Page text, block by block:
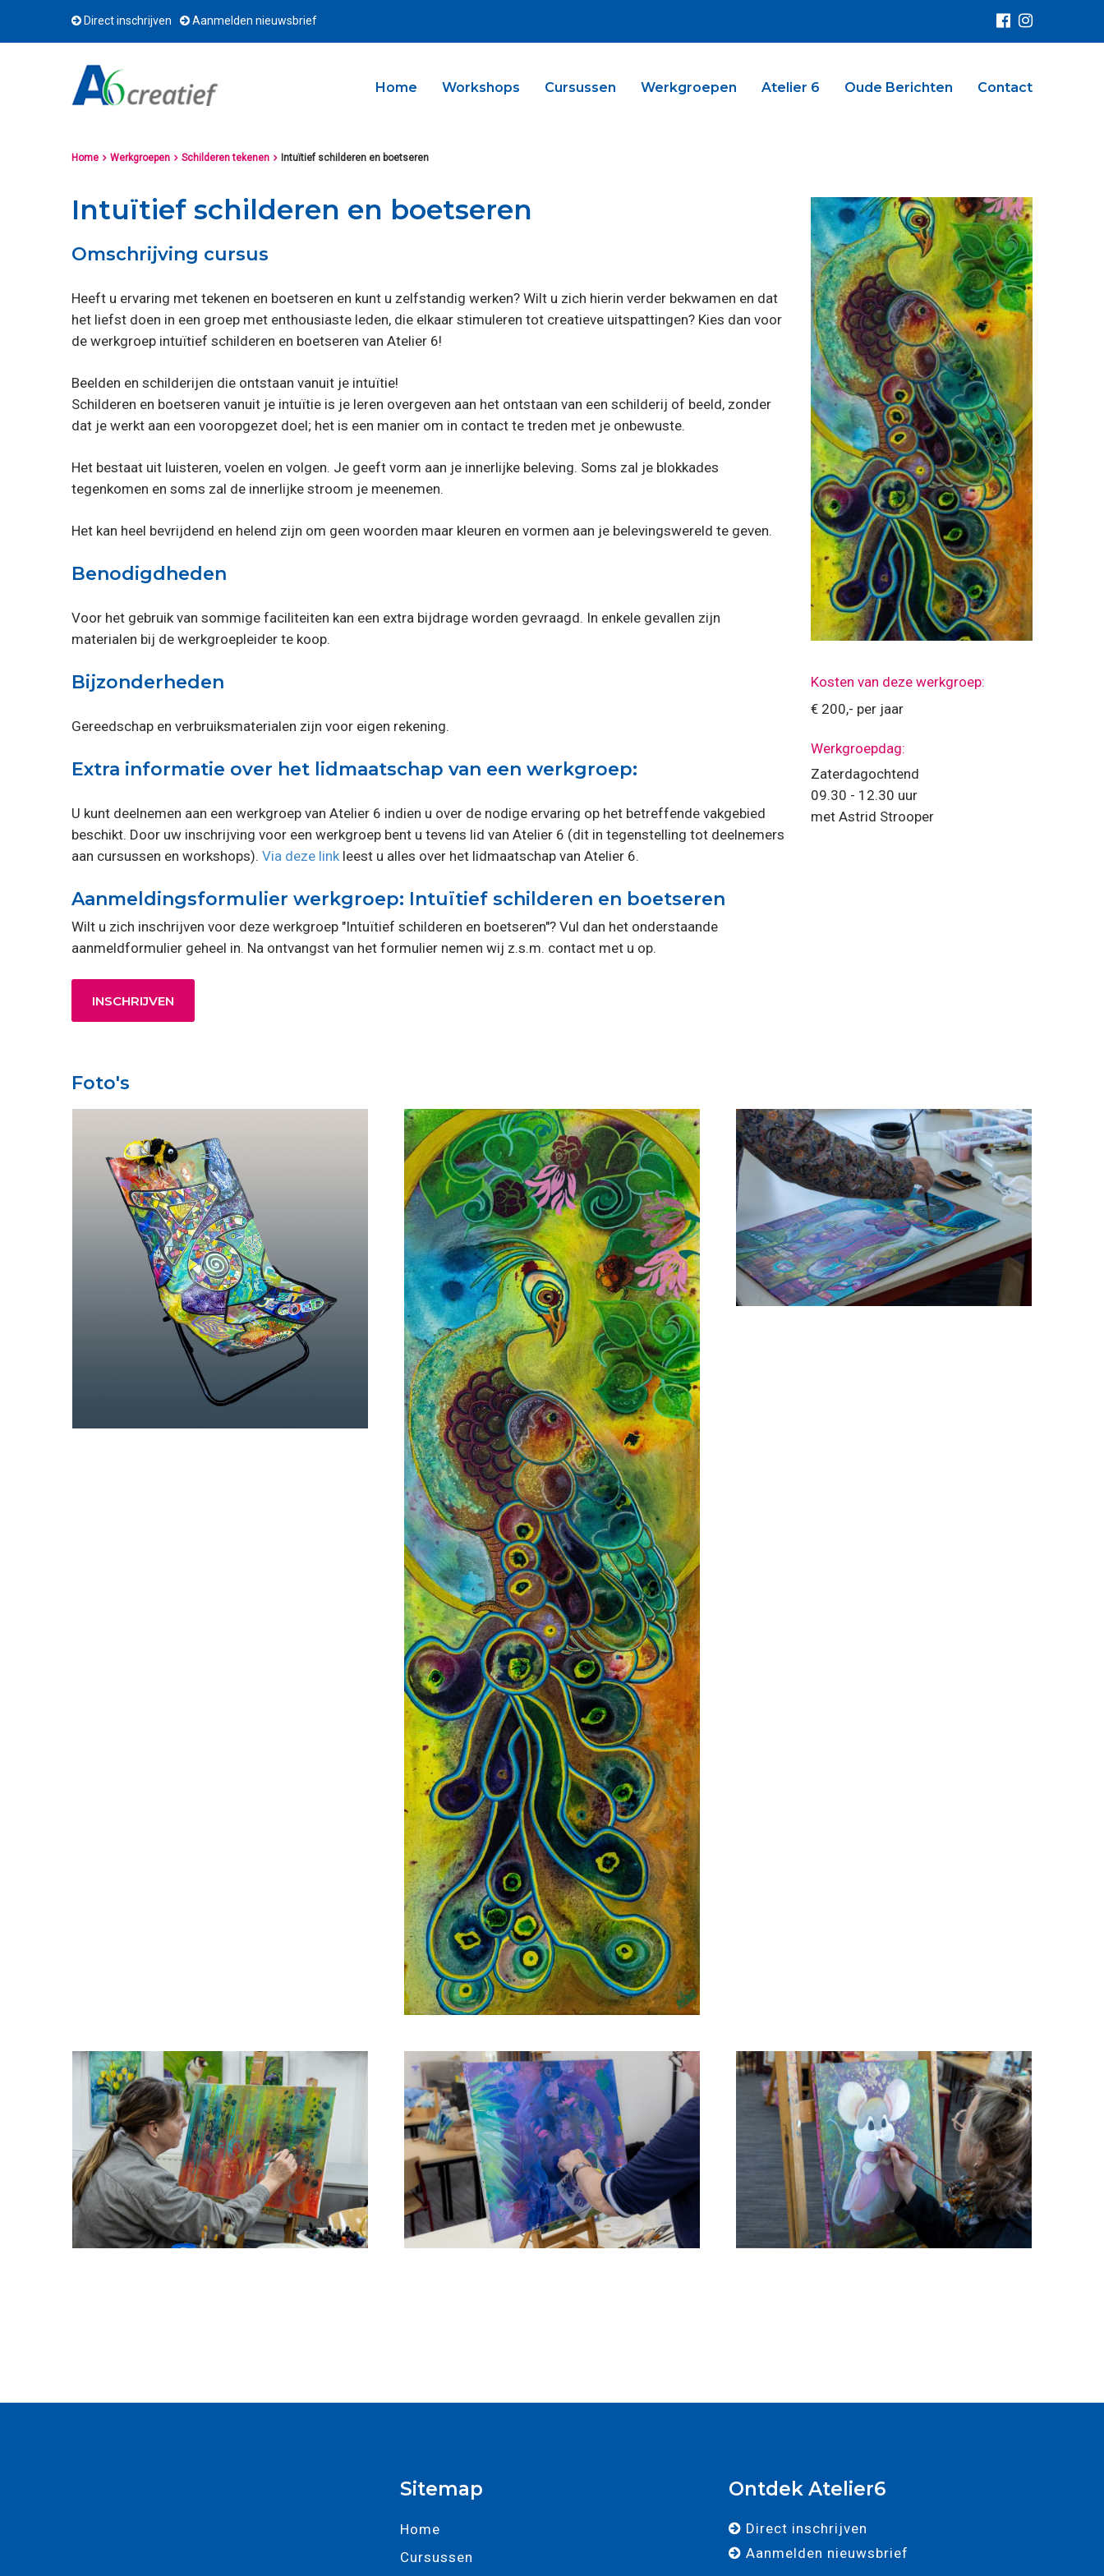
Direct inschrijven Aanmelden nieuwsbrief
Home Workshops Cursussen Werkgroepen Atelier 6 Oude Berichten Contact
Home  Werkgroepen  Schilderen tekenen  Intuïtief schilderen en boetseren
Intuïtief schilderen en boetseren
Omschrijving cursus
Heeft u ervaring met tekenen en boetseren en kunt u zelfstandig werken? Wilt u zich hierin verder bekwamen en dat
het liefst doen in een groep met enthousiaste leden, die elkaar stimuleren tot creatieve uitspattingen? Kies dan voor
de werkgroep intuïtief schilderen en boetseren van Atelier 6!
Beelden en schilderijen die ontstaan vanuit je intuïtie!
Schilderen en boetseren vanuit je intuïtie is je leren overgeven aan het ontstaan van een schilderij of beeld, zonder
dat je werkt aan een vooropgezet doel; het is een manier om in contact te treden met je onbewuste.
Het bestaat uit luisteren, voelen en volgen. Je geeft vorm aan je innerlijke beleving. Soms zal je blokkades
tegenkomen en soms zal de innerlijke stroom je meenemen.
Het kan heel bevrijdend en helend zijn om geen woorden maar kleuren en vormen aan je belevingswereld te geven.
Benodigdheden
Voor het gebruik van sommige faciliteiten kan een extra bijdrage worden gevraagd. In enkele gevallen zijn
materialen bij de werkgroepleider te koop.
Bijzonderheden
Gereedschap en verbruiksmaterialen zijn voor eigen rekening.
Extra informatie over het lidmaatschap van een werkgroep:
U kunt deelnemen aan een werkgroep van Atelier 6 indien u over de nodige ervaring op het betreffende vakgebied
beschikt. Door uw inschrijving voor een werkgroep bent u tevens lid van Atelier 6 (dit in tegenstelling tot deelnemers
aan cursussen en workshops). Via deze link leest u alles over het lidmaatschap van Atelier 6.
Aanmeldingsformulier werkgroep: Intuïtief schilderen en boetseren
Wilt u zich inschrijven voor deze werkgroep "Intuïtief schilderen en boetseren"? Vul dan het onderstaande
aanmeldformulier geheel in. Na ontvangst van het formulier nemen wij z.s.m. contact met u op.
INSCHRIJVEN
Kosten van deze werkgroep:
€ 200,- per jaar
Werkgroepdag:
Zaterdagochtend
09.30 - 12.30 uur
met Astrid Strooper
Foto's
Sitemap
Home
Cursussen
Ontdek Atelier6
Direct inschrijven
Aanmelden nieuwsbrief